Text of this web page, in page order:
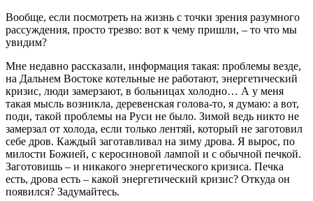
Вообще, если посмотреть на жизнь с точки зрения разумного
рассуждения, просто трезво: вот к чему пришли, – то что мы
увидим?
Мне недавно рассказали, информация такая: проблемы везде,
на Дальнем Востоке котельные не работают, энергетический
кризис, люди замерзают, в больницах холодно… А у меня
такая мысль возникла, деревенская голова-то, я думаю: а вот,
поди, такой проблемы на Руси не было. Зимой ведь никто не
замерзал от холода, если только лентяй, который не заготовил
себе дров. Каждый заготавливал на зиму дрова. Я вырос, по
милости Божией, с керосиновой лампой и с обычной печкой.
Заготовишь – и никакого энергетического кризиса. Печка
есть, дрова есть – какой энергетический кризис? Откуда он
появился? Задумайтесь.